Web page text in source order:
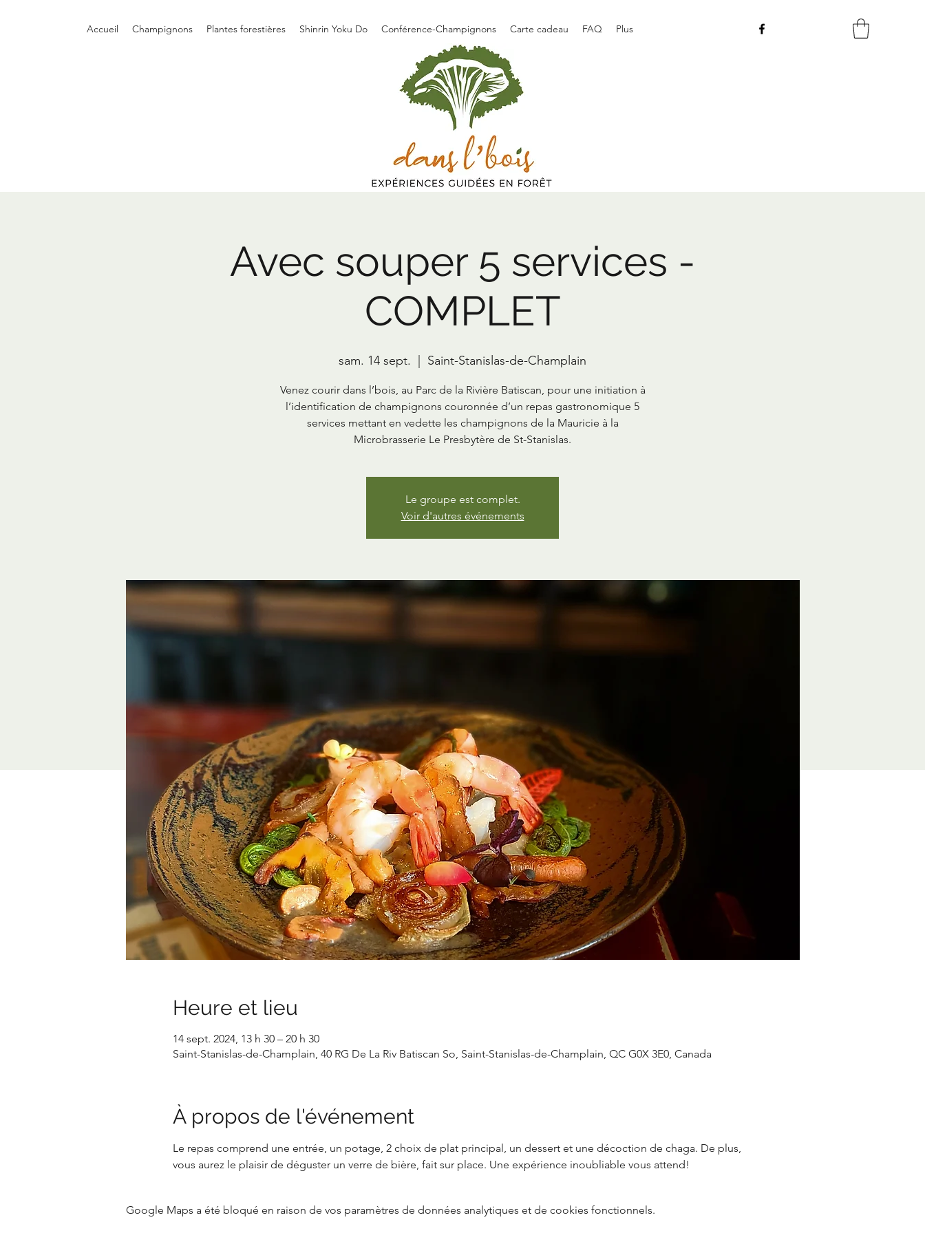
Accueil Champignons Plantes forestières Shinrin Yoku Do Conférence-Champignons Carte cadeau FAQ Plus
Avec souper 5 services -
COMPLET
sam. 14 sept.
  |
Saint-Stanislas-de-Champlain
Venez courir dans l’bois, au Parc de la Rivière Batiscan, pour une initiation à
l’identification de champignons couronnée d’un repas gastronomique 5
services mettant en vedette les champignons de la Mauricie à la
Microbrasserie Le Presbytère de St-Stanislas.
Le groupe est complet.
Voir d'autres événements
Heure et lieu
14 sept. 2024, 13 h 30 – 20 h 30
Saint-Stanislas-de-Champlain, 40 RG De La Riv Batiscan So, Saint-Stanislas-de-Champlain, QC G0X 3E0, Canada
À propos de l'événement
Le repas comprend une entrée, un potage, 2 choix de plat principal, un dessert et une décoction de chaga. De plus,
vous aurez le plaisir de déguster un verre de bière, fait sur place. Une expérience inoubliable vous attend!
Google Maps a été bloqué en raison de vos paramètres de données analytiques et de cookies fonctionnels.